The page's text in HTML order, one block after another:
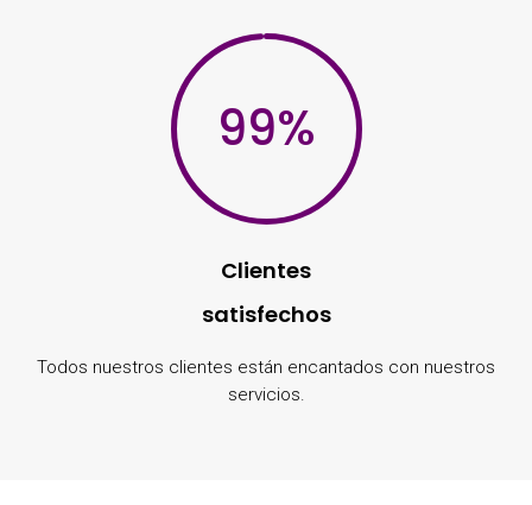
99%
Clientes
satisfechos
Todos nuestros clientes están encantados con nuestros
servicios.